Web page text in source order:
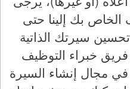
بك إلينا حتى
سيرتك الذاتية
خبراء التوظيف
مجال إنشاء السيرة